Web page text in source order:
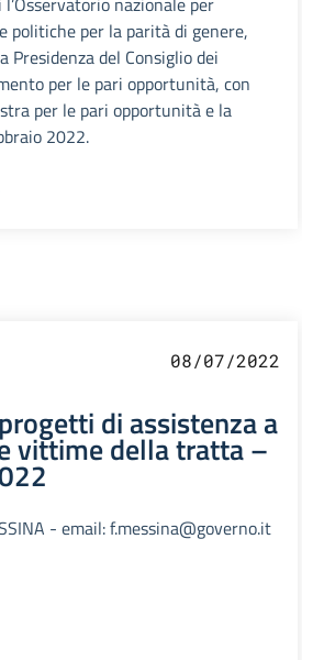
politiche per la parità di genere,
Presidenza del Consiglio dei
per le pari opportunità, con
per le pari opportunità e la
2022.
08/07/2022
di assistenza a
vittime della tratta –
- email: f.messina@governo.it